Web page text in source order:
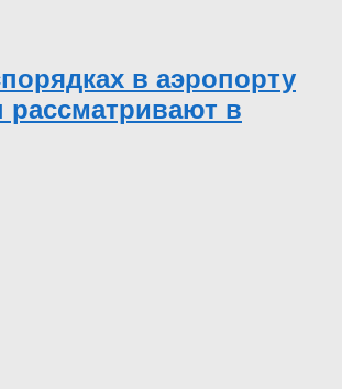
в аэропорту
рассматривают в